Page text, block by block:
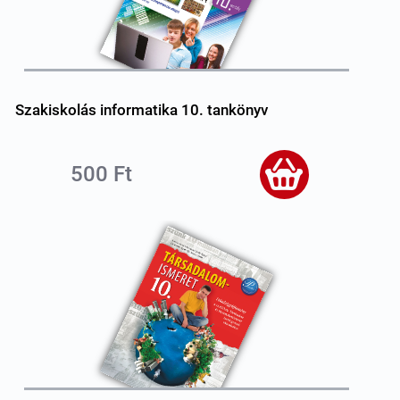
Szakiskolás informatika 10. tankönyv
500 Ft